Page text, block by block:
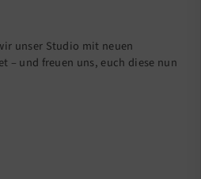
unser Studio mit neuen
– und freuen uns, euch diese nun